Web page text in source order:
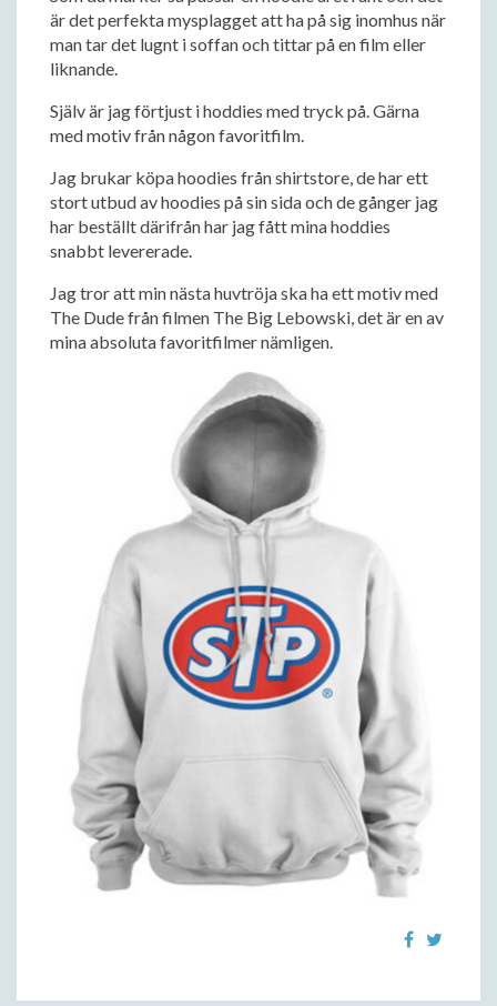
är det perfekta mysplagget att ha på sig inomhus när
man tar det lugnt i soffan och tittar på en film eller
liknande.
Själv är jag förtjust i hoddies med tryck på. Gärna
med motiv från någon favoritfilm.
Jag brukar köpa hoodies från shirtstore, de har ett
stort utbud av hoodies på sin sida och de gånger jag
har beställt därifrån har jag fått mina hoddies
snabbt levererade.
Jag tror att min nästa huvtröja ska ha ett motiv med
The Dude från filmen The Big Lebowski, det är en av
mina absoluta favoritfilmer nämligen.